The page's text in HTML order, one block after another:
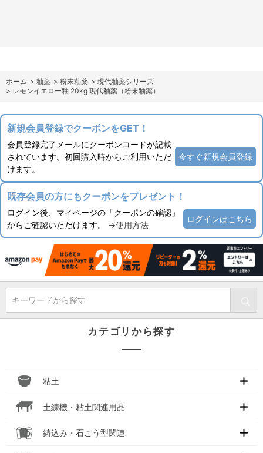
ホーム > 釉薬 > 粉末釉薬 > 現代釉薬シリーズ
> レモンイエロー釉 20kg 現代釉薬（粉末釉薬）
新規会員登録でクーポンをGET！
会員登録完了メールにクーポンコードが記載
されています。初回購入時からご利用いただ
けます。
今すぐ新規会員登録
既存会員の方にもクーポンをプレゼント！
ログイン後、マイページの「クーポンの確認」
からご確認いただけます。 →使用方法
ログインはこちら
キーワードから探す
カテゴリから探す
粘土
土練機・粘土関連用品
鋳込み・石こう型関連